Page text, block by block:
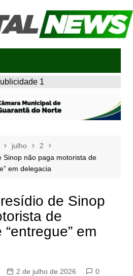
1
julho
2
Sinop não paga motorista de
em delegacia
de Sinop
de
em
2 de julho de 2026
0